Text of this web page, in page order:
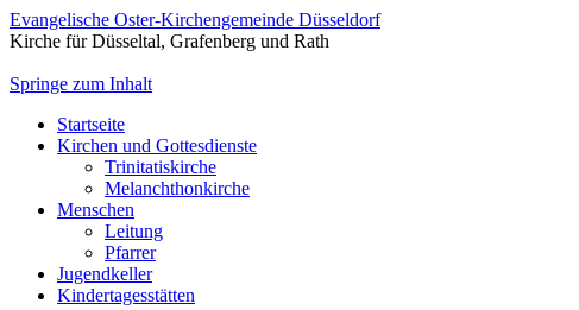
Evangelische Oster-Kirchengemeinde Düsseldorf
Kirche für Düsseltal, Grafenberg und Rath
Springe zum Inhalt
Startseite
Kirchen und Gottesdienste
Trinitatiskirche
Melanchthonkirche
Menschen
Leitung
Pfarrer
Jugendkeller
Kindertagesstätten